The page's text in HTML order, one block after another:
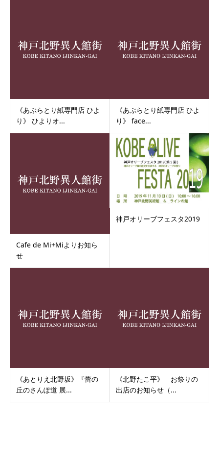
《あぶらとり紙専門店 ひよ
り》 ひよりオ...
《あぶらとり紙専門店 ひよ
り》 face...
Cafe de Mi+Miよりお知ら
せ
神戸オリーブフェスタ2019
《あとりえ北野坂》『蕾の
丘のさんぽ道 展...
《北野たこ平》 お祭りの
出店のお知らせ（...